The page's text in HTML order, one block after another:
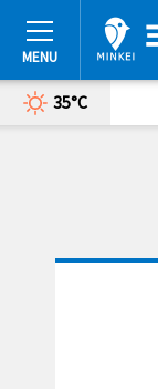
35°C